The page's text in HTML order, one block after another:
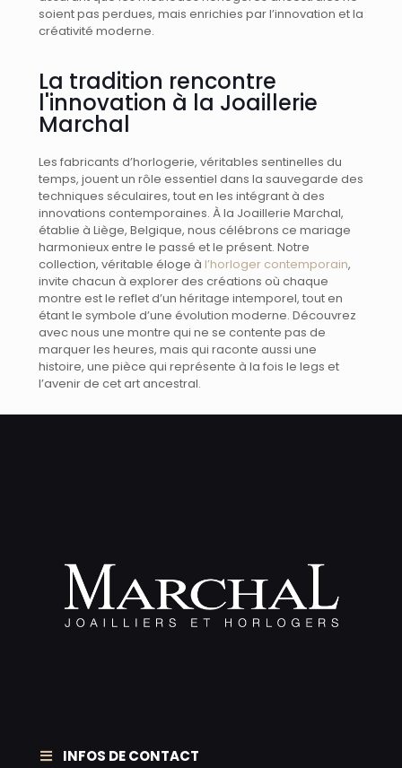
soient pas perdues, mais enrichies par l’innovation et la
créativité moderne.
La tradition rencontre
l'innovation à la Joaillerie
Marchal
Les fabricants d’horlogerie, véritables sentinelles du
temps, jouent un rôle essentiel dans la sauvegarde des
techniques séculaires, tout en les intégrant à des
innovations contemporaines. À la Joaillerie Marchal,
établie à Liège, Belgique, nous célébrons ce mariage
harmonieux entre le passé et le présent. Notre
collection, véritable éloge à l’horloger contemporain,
invite chacun à explorer des créations où chaque
montre est le reflet d’un héritage intemporel, tout en
étant le symbole d’une évolution moderne. Découvrez
avec nous une montre qui ne se contente pas de
marquer les heures, mais qui raconte aussi une
histoire, une pièce qui représente à la fois le legs et
l’avenir de cet art ancestral.
INFOS DE CONTACT